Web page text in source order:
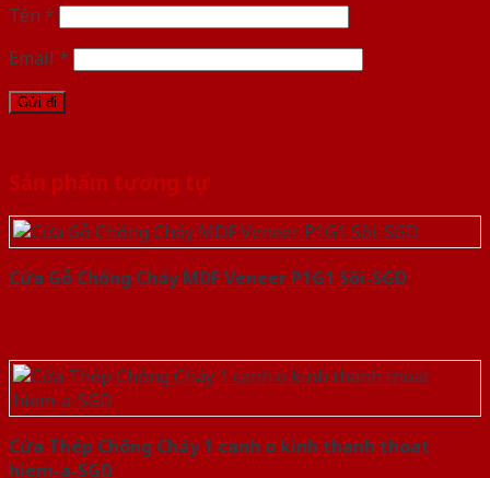
Tên *
Email *
Sản phẩm tương tự
Cửa Gỗ Chống Cháy MDF Veneer P1G1 Sồi-SGD
Cửa Thép Chống Cháy 1 canh o kinh thanh thoat
hiem-a-SGD